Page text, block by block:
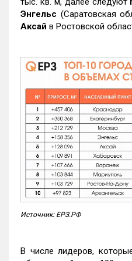
Энгельс (Саратовская
Аксай в Ростовской
Источник: ЕРЗ.РФ
В числе лидеров,